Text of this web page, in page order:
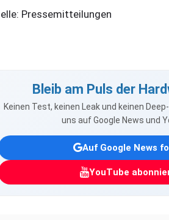
Pressemitteilungen
Bleib am Puls der
Keinen Test, keinen Leak und keinen
uns auf Google News und
Auf Google News
YouTube